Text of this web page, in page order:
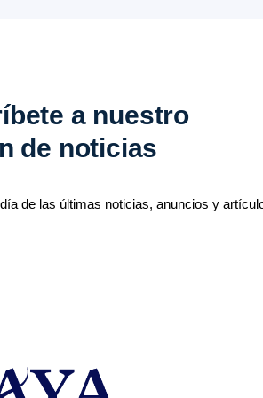
a nuestro
de noticias
de las últimas noticias, anuncios y